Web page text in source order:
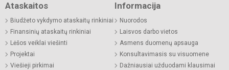
Ataskaitos
Biudžeto vykdymo ataskaitų rinkiniai
Finansinių ataskaitų rinkiniai
Lėšos veiklai viešinti
Projektai
Viešieji pirkimai
Informacija
Nuorodos
Laisvos darbo vietos
Asmens duomenų apsauga
Konsultavimasis su visuomene
Dažniausiai užduodami klausimai